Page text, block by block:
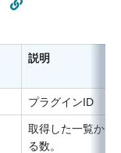
説明
プラグインID
取得した一覧から
る数。